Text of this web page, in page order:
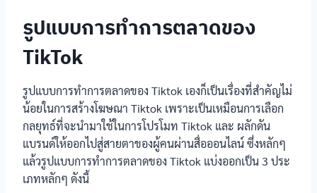
รูปแบบการทำการตลาดของ
TikTok
รูปแบบการทำการตลาดของ Tiktok เองก็เป็นเรื่องที่สำคัญไม่
น้อยในการสร้างโฆษณา Tiktok เพราะเป็นเหมือนการเลือก
กลยุทธ์ที่จะนำมาใช้ในการโปรโมท Tiktok และ ผลักดัน
แบรนด์ให้ออกไปสู่สายตาของผู้คนผ่านสื่อออนไลน์ ซึ่งหลักๆ
แล้วรูปแบบการทำการตลาดของ Tiktok แบ่งออกเป็น 3 ประ
เภทหลักๆ ดังนี้